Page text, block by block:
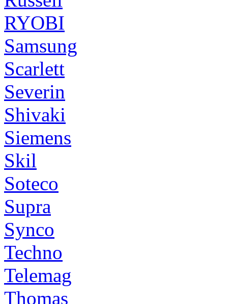
RYOBI
Samsung
Scarlett
Severin
Shivaki
Siemens
Skil
Soteco
Supra
Synco
Techno
Telemag
Thomas